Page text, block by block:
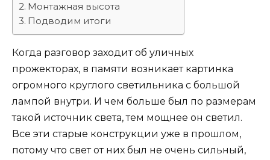
Монтажная высота
Подводим итоги
Когда разговор заходит об уличных
прожекторах, в памяти возникает картинка
огромного круглого светильника с большой
лампой внутри. И чем больше был по размерам
такой источник света, тем мощнее он светил.
Все эти старые конструкции уже в прошлом,
потому что свет от них был не очень сильный,